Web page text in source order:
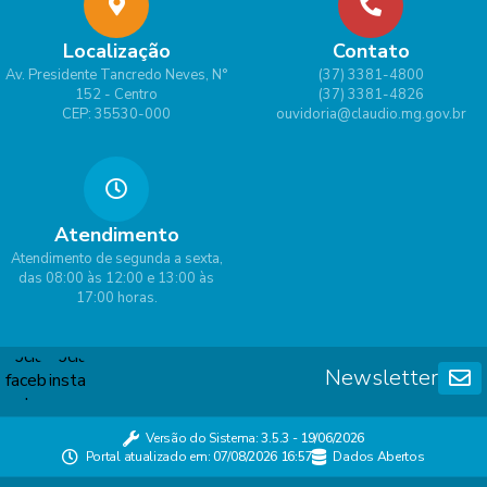
Localização
Av. Presidente Tancredo Neves, N°
152 - Centro
CEP: 35530-000
Contato
(37) 3381-4800
(37) 3381-4826
ouvidoria@claudio.mg.gov.br
Atendimento
Atendimento de segunda a sexta,
das 08:00 às 12:00 e 13:00 às
17:00 horas.
Newsletter
Versão do Sistema:3.5.3 - 19/06/2026
Portal atualizado em:07/08/2026 16:57 Dados Abertos